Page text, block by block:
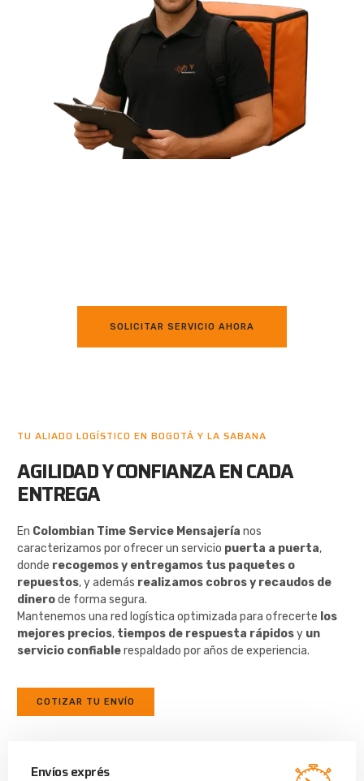
SOLICITAR SERVICIO AHORA
TU ALIADO LOGÍSTICO EN BOGOTÁ Y LA SABANA
AGILIDAD Y CONFIANZA EN CADA
ENTREGA
En Colombian Time Service Mensajería nos
caracterizamos por ofrecer un servicio puerta a puerta,
donde recogemos y entregamos tus paquetes o
repuestos, y además realizamos cobros y recaudos de
dinerode forma segura.
Mantenemos una red logística optimizada para ofrecerte los
mejores precios, tiempos de respuesta rápidosy un
servicio confiablerespaldado por años de experiencia.
COTIZAR TU ENVÍO
Envíos exprés